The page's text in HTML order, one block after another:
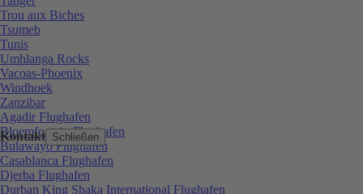
Kontakt Schließen
Trou aux Biches
Tsumeb
Tunis
Umhlanga Rocks
Vacoas-Phoenix
Windhoek
Zanzibar
Agadir Flughafen
Bloemfontein Flughafen
Bulawayo Flughafen
Casablanca Flughafen
Djerba Flughafen
Durban King Shaka International Flughafen